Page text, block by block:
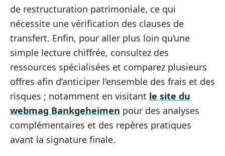
de restructuration patrimoniale, ce qui
nécessite une vérification des clauses de
transfert. Enfin, pour aller plus loin qu’une
simple lecture chiffrée, consultez des
ressources spécialisées et comparez plusieurs
offres afin d’anticiper l’ensemble des frais et des
risques ; notamment en visitant le site du
webmag Bankgeheimen pour des analyses
complémentaires et des repères pratiques
avant la signature finale.